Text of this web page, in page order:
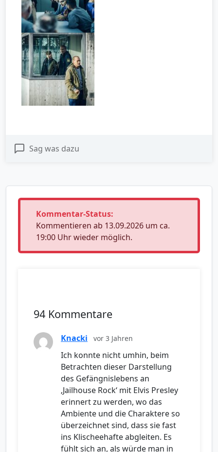
Sag was dazu
Kommentar-Status:
Kommentieren ab 13.09.2026 um ca.
19:00 Uhr wieder möglich.
94 Kommentare
Knacki vor 3 Jahren
Ich konnte nicht umhin, beim
Betrachten dieser Darstellung
des Gefängnislebens an
‚Jailhouse Rock‘ mit Elvis Presley
erinnert zu werden, wo das
Ambiente und die Charaktere so
überzeichnet sind, dass sie fast
ins Klischeehafte abgleiten. Es
fühlt sich an, als würde man in